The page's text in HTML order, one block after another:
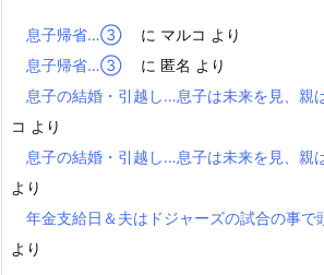
息子帰省…③ に マルコ より
息子帰省…③
に 匿名 より
息子の結婚・引越し…息子は未来を見、親
コ より
息子の結婚・引越し…息子は未来を見、親
より
年金支給日＆夫はドジャーズの試合の事で
より